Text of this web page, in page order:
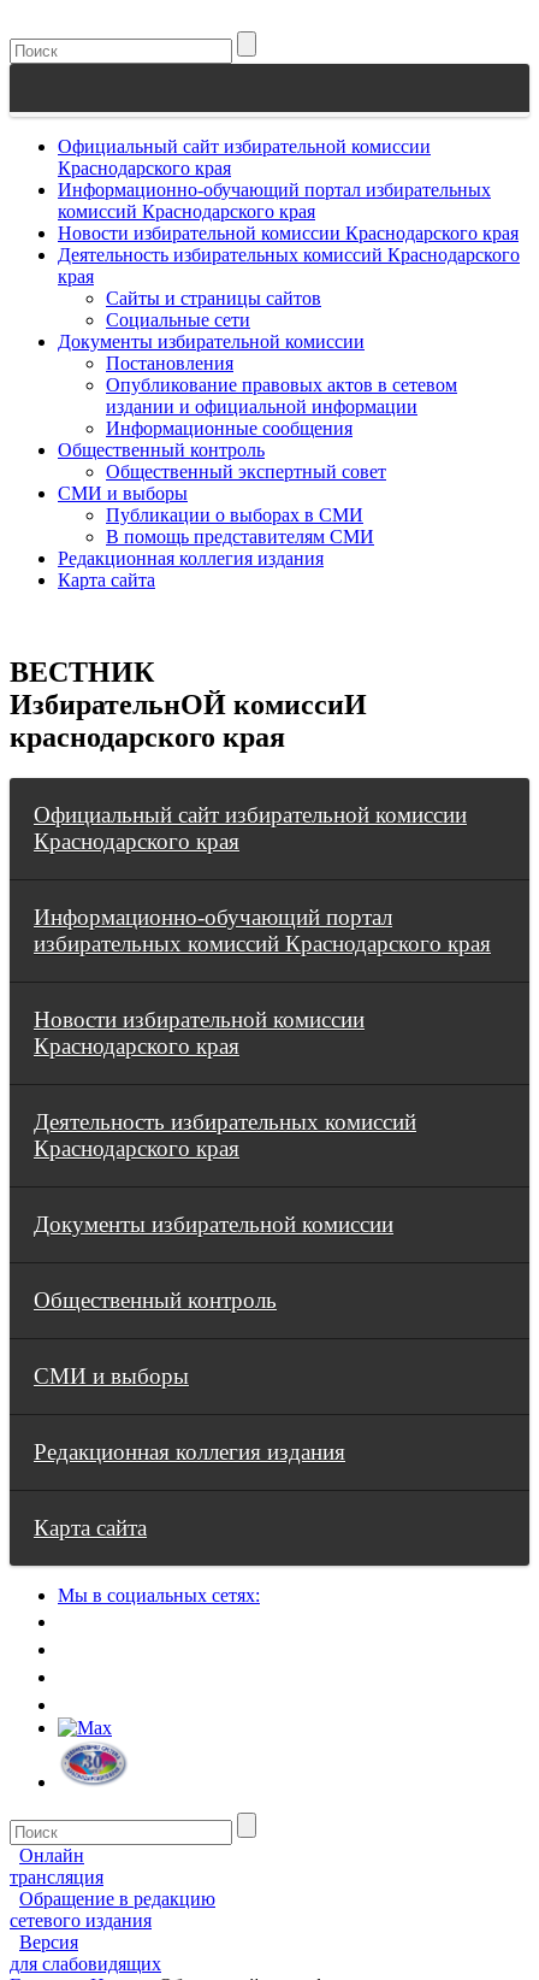
Официальный сайт избирательной комиссии
Краснодарского края
Информационно-обучающий портал избирательных
комиссий Краснодарского края
Новости избирательной комиссии Краснодарского края
Деятельность избирательных комиссий Краснодарского
края
Сайты и страницы сайтов
Социальные сети
Документы избирательной комиссии
Постановления
Опубликование правовых актов в сетевом
издании и официальной информации
Информационные сообщения
Общественный контроль
Общественный экспертный совет
СМИ и выборы
Публикации о выборах в СМИ
В помощь представителям СМИ
Редакционная коллегия издания
Карта сайта
ВЕСТНИК
ИзбирательнОЙ комиссиИ
краснодарского края
Официальный сайт избирательной комиссии
Краснодарского края
Информационно-обучающий портал
избирательных комиссий Краснодарского края
Новости избирательной комиссии
Краснодарского края
Деятельность избирательных комиссий
Краснодарского края
Документы избирательной комиссии
Общественный контроль
СМИ и выборы
Редакционная коллегия издания
Карта сайта
Мы в социальных сетях:
Онлайн
трансляция
Обращение в редакцию
сетевого издания
Версия
для слабовидящих